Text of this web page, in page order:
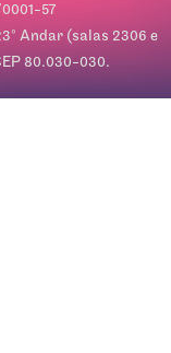
57
Andar (salas 2306 e
80.030-030.